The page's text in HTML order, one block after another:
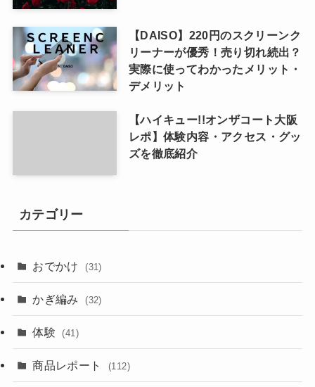
【DAISO】220円のスクリーンク
リーナーが優秀！売り切れ続出？
実際に使ってわかったメリット・
デメリット
【ハイキュー!!オンザコート大阪
レポ】体験内容・アクセス・グッ
ズを徹底紹介
カテゴリー
おでかけ (31)
かぎ編み (32)
体験 (41)
商品レポート (112)